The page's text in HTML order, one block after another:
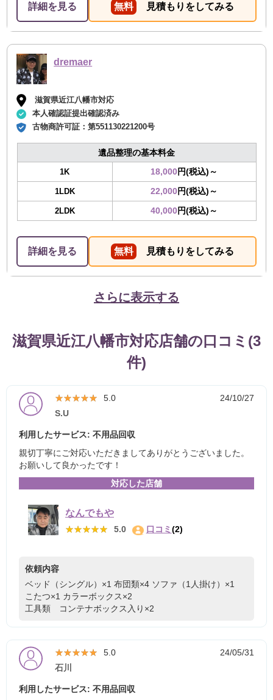
詳細を見る 無料 見積もりをしてみる
dremaer
滋賀県近江八幡市対応
本人確認証提出確認済み
古物商許可証：第551130221200号
遺品整理の基本料金
1K 18,000円(税込)～
1LDK 22,000円(税込)～
2LDK 40,000円(税込)～
詳細を見る 無料 見積もりをしてみる
さらに表示する
滋賀県近江八幡市対応店舗の口コミ(3
件)
★★★★★
★★★★★ 5.0
24/10/27
S.U
利用したサービス: 不用品回収
親切丁寧にご対応いただきましてありがとうございました。
お願いして良かったです！
対応した店舗
なんでもや
★★★★★
★★★★★ 5.0 口コミ(2)
依頼内容
ベッド（シングル）×1 布団類×4 ソファ（1人掛け）×1
こたつ×1 カラーボックス×2
工具類 コンテナボックス入り×2
★★★★★
★★★★★ 5.0
24/05/31
石川
利用したサービス: 不用品回収